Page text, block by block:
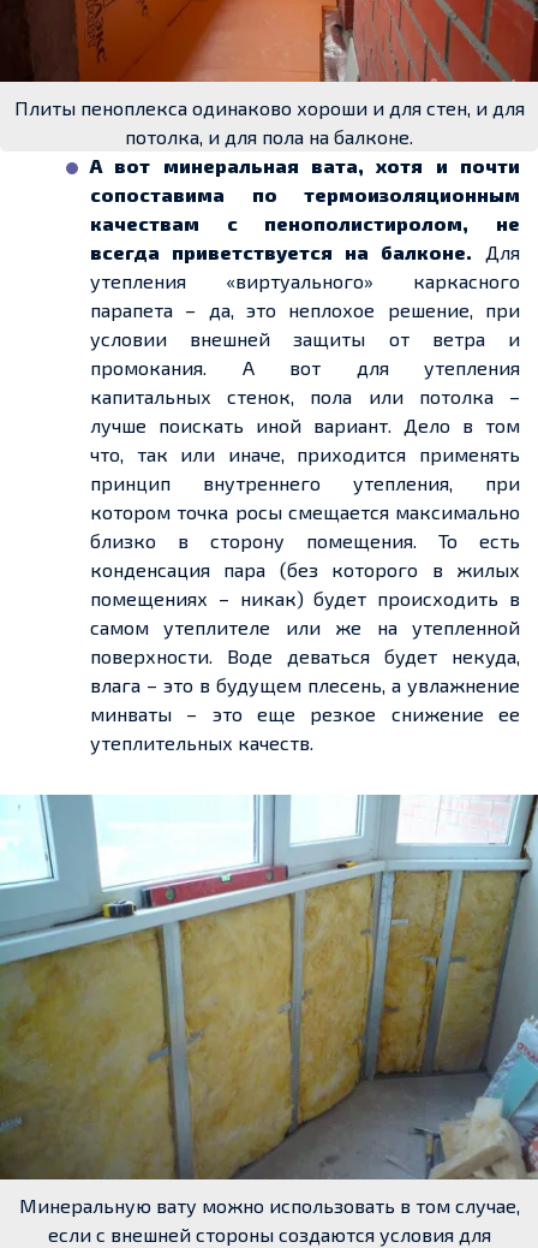
Плиты пеноплекса одинаково хороши и для стен, и для
потолка, и для пола на балконе.
А вот минеральная вата, хотя и почти
сопоставима по термоизоляционным
качествам с пенополистиролом, не
всегда приветствуется на балконе. Для
утепления «виртуального» каркасного
парапета – да, это неплохое решение, при
условии внешней защиты от ветра и
промокания. А вот для утепления
капитальных стенок, пола или потолка –
лучше поискать иной вариант. Дело в том
что, так или иначе, приходится применять
принцип внутреннего утепления, при
котором точка росы смещается максимально
близко в сторону помещения. То есть
конденсация пара (без которого в жилых
помещениях – никак) будет происходить в
самом утеплителе или же на утепленной
поверхности. Воде деваться будет некуда,
влага – это в будущем плесень, а увлажнение
минваты – это еще резкое снижение ее
утеплительных качеств.
Минеральную вату можно использовать в том случае,
если с внешней стороны создаются условия для